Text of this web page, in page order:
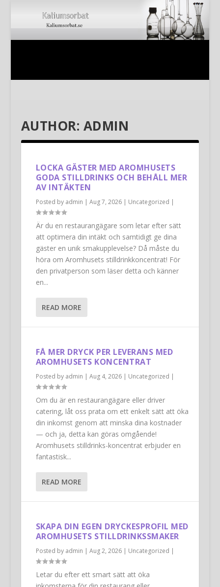
AUTHOR: ADMIN
LOCKA GÄSTER MED AROMHUSETS
GODA STILLDRINKS OCH BEHÅLL MER
AV INTÄKTEN
Posted by admin | Aug 7, 2026| Uncategorized |
Är du en restaurangägare som letar efter sätt
att optimera din intäkt och samtidigt ge dina
gäster en unik smakupplevelse? Då måste du
höra om Aromhusets stilldrinkkoncentrat! För
den privatperson som läser detta och känner
en...
READ MORE
FÅ MER DRYCK PER LEVERANS MED
AROMHUSETS KONCENTRAT
Posted by admin | Aug 4, 2026| Uncategorized |
Om du är en restaurangägare eller driver
catering, låt oss prata om ett enkelt sätt att öka
din inkomst genom att minska dina kostnader
— och ja, detta kan göras omgående!
Aromhusets stilldrinks-koncentrat erbjuder en
fantastisk...
READ MORE
SKAPA DIN EGEN DRYCKESPROFIL MED
AROMHUSETS STILLDRINKSSMAKER
Posted by admin | Aug 2, 2026| Uncategorized |
Letar du efter ett smart sätt att öka